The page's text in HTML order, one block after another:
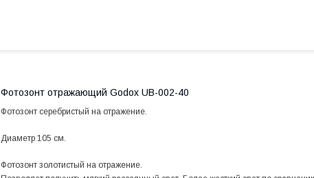
Фотозонт отражающий Godox UB-002-40
Фотозонт серебристый на отражение.
Диаметр 105 см.
Фотозонт золотистый на отражение.